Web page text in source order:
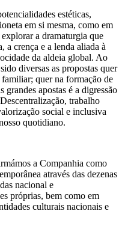
estéticas,
em si mesma, como em
a dramaturgia que
a crença e a lenda aliada à
da aldeia global. Ao
diversas as propostas quer
quer na formação de
grandes apostas é a digressão
trabalho
social e inclusiva
quotidiano.
a Companhia como
através das dezenas
nacional e
próprias, bem como em
culturais nacionais e